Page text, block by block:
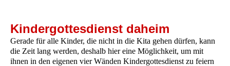
Kindergottesdienst daheim
Gerade für alle Kinder, die nicht in die Kita gehen dürfen, kann
die Zeit lang werden, deshalb hier eine Möglichkeit, um mit
ihnen in den eigenen vier Wänden Kindergottesdienst zu feiern